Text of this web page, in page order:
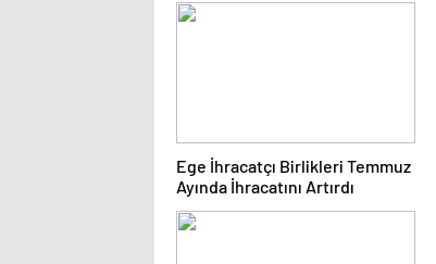
Ege İhracatçı Birlikleri Temmuz
Ayında İhracatını Artırdı